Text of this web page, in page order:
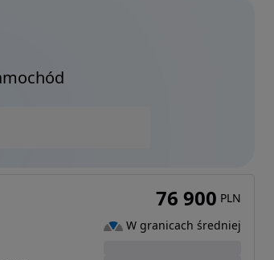
76 900 PLN
W granicach średniej